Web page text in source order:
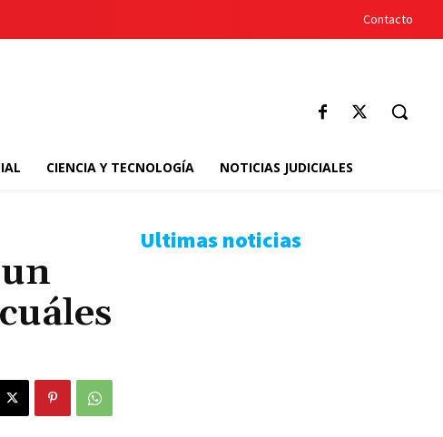
Contacto
CIENCIA Y TECNOLOGÍA NOTICIAS JUDICIALES
Ultimas noticias